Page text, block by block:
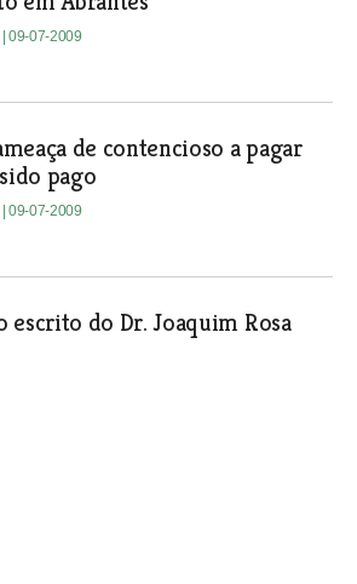
| 09-07-2009
de contencioso a pagar
pago
| 09-07-2009
escrito do Dr. Joaquim Rosa